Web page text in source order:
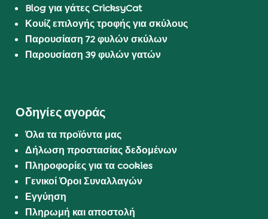
Blog για γάτες CricksyCat
Κουίζ επιλογής τροφής για σκύλους
Παρουσίαση 72 φυλών σκύλων
Παρουσίαση 39 φυλών γατών
Οδηγίες αγοράς
Όλα τα προϊόντα μας
Δήλωση προστασίας δεδομένων
Πληροφορίες για τα cookies
Γενικοί Όροι Συναλλαγών
Εγγύηση
Πληρωμή και αποστολή